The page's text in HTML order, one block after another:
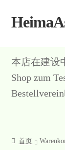
Skip
Skip
本店在建设
Shop zum
首页